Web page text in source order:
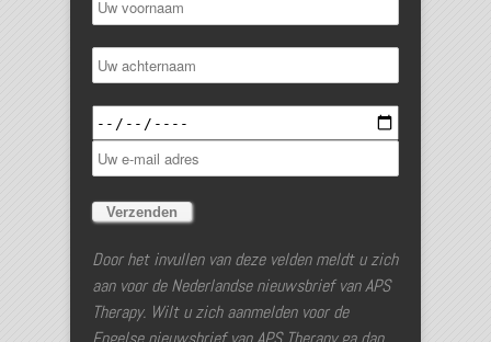
Door het invullen van deze velden meldt u zich
aan voor de Nederlandse nieuwsbrief van APS
Therapy. Wilt u zich aanmelden voor de